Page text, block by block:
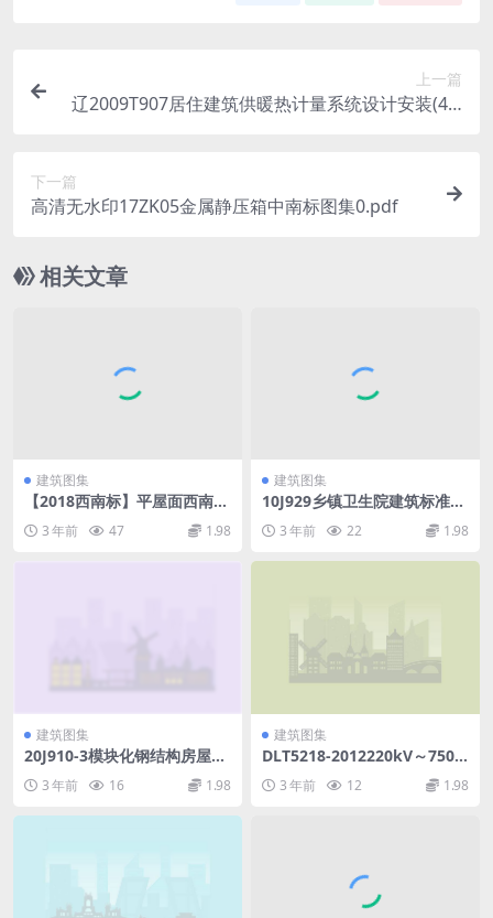
上一篇
辽2009T907居住建筑供暖热计量系统设计安装(47.
下一篇
高清无水印17ZK05金属静压箱中南标图集0.pdf
相关文章
建筑图集
【2018西南标】平屋面西南18
3 年前 47 1.98
建筑图集
10J929乡镇卫生院建筑标准设
3 年前 22 1.98
建筑图集
20J910-3模块化钢结构房屋建
筑构造（OCR带书签）.pdf
3 年前 16 1.98
建筑图集
DLT5218-2012220kV～750k
V变电站设计技术规程(11.3M
B).pdf
3 年前 12 1.98